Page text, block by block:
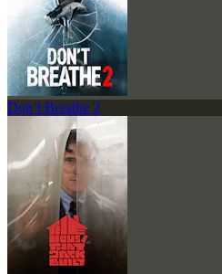
Don’t Breathe 2